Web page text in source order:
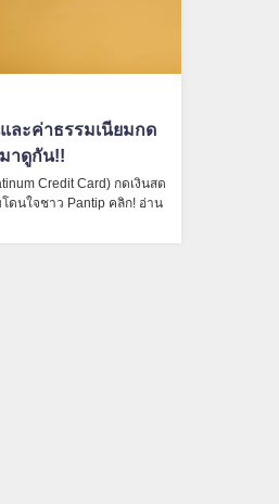
ละค่าธรรมเนียมกด
าดูกัน!!
Credit Card) กดเงินสด
ดนใจชาว Pantip คลิก! อ่าน